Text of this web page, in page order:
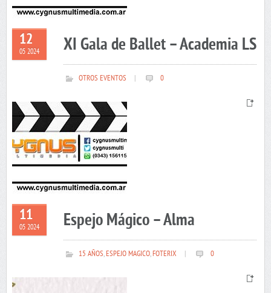
12
05 2024 XI Gala de Ballet – Academia LS
OTROS EVENTOS 0
11
05 2024 Espejo Mágico – Alma
15 AÑOS,ESPEJO MAGICO,FOTERIX 0